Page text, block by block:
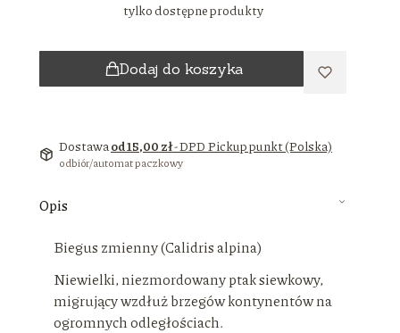
tylko dostępne produkty
Dodaj do koszyka
Dostawaod 15,00 zł- DPD Pickup punkt (Polska)
odbiór/automat paczkowy
Opis
Biegus zmienny (Calidris alpina)
Niewielki, niezmordowany ptak siewkowy,
migrujący wzdłuż brzegów kontynentów na
ogromnych odległościach.